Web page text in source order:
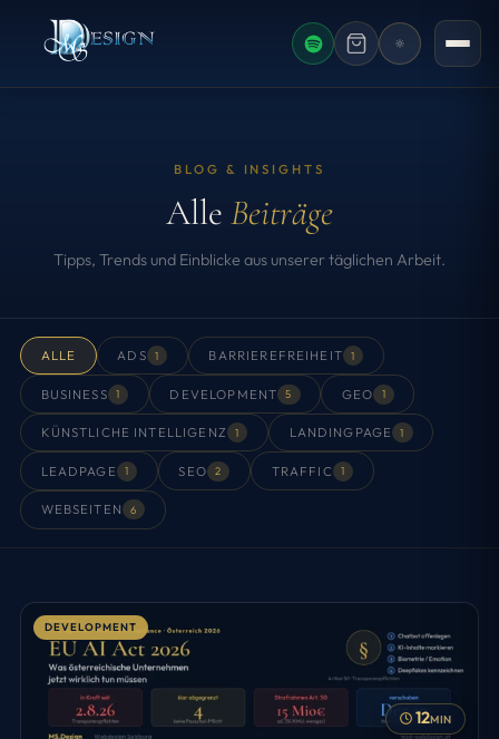
AKTUELLES
BLOG & INSIGHTS
Alle Beiträge
Tipps, Trends und Einblicke aus unserer täglichen Arbeit.
ALLE ADS 1 BARRIEREFREIHEIT 1
BUSINESS 1 DEVELOPMENT 5 GEO 1
KÜNSTLICHE INTELLIGENZ 1 LANDINGPAGE 1
LEADPAGE 1 SEO 2 TRAFFIC 1
WEBSEITEN 6
DEVELOPMENT
12MIN